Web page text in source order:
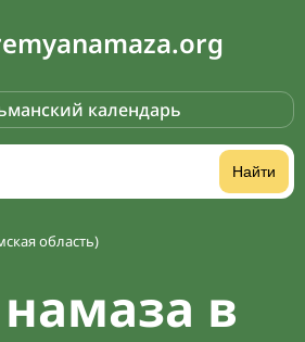
календарь
Найти
область)
в